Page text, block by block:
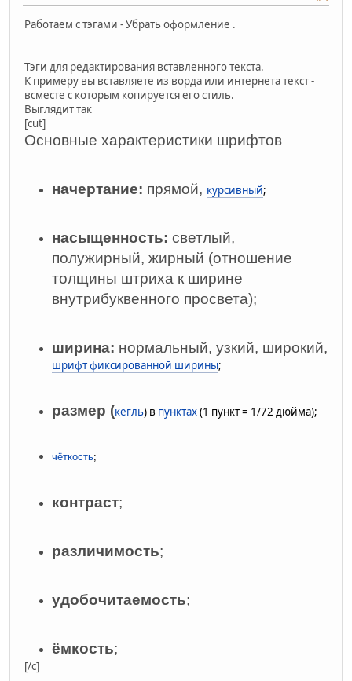
Работаем с тэгами - Убрать оформление .
Тэги для редактирования вставленного текста.
К примеру вы вставляете из ворда или интернета текст -
всместе с которым копируется его стиль.
Выглядит так
[cut]
Основные характеристики шрифтов
начертание: прямой, курсивный;
насыщенность: светлый,
полужирный, жирный (отношение
толщины штриха к ширине
внутрибуквенного просвета);
ширина: нормальный, узкий, широкий,
шрифт фиксированной ширины;
размер (кегль) в пунктах(1 пункт = 1/72 дюйма);
чёткость;
контраст;
различимость;
удобочитаемость;
ёмкость;
[/c]